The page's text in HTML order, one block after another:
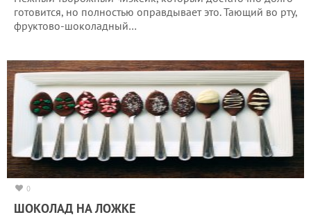
готовится, но полностью оправдывает это. Тающий во рту,
фруктово-шоколадный…
0
ШОКОЛАД НА ЛОЖКЕ